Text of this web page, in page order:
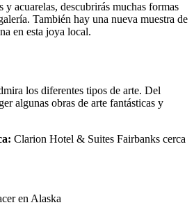
y acuarelas, descubrirás muchas formas
También hay una nueva muestra de
en esta joya local.
los diferentes tipos de arte. Del
algunas obras de arte fantásticas y
Clarion Hotel & Suites Fairbanks cerca
en Alaska